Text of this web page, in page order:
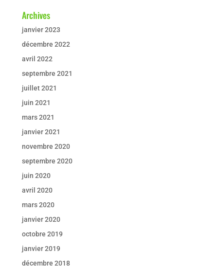
Archives
janvier 2023
décembre 2022
avril 2022
septembre 2021
juillet 2021
juin 2021
mars 2021
janvier 2021
novembre 2020
septembre 2020
juin 2020
avril 2020
mars 2020
janvier 2020
octobre 2019
janvier 2019
décembre 2018